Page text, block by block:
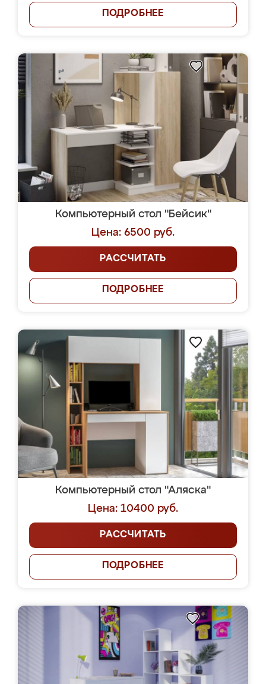
ПОДРОБНЕЕ
Компьютерный стол "Бейсик"
Цена: 6500 руб.
РАССЧИТАТЬ
ПОДРОБНЕЕ
Компьютерный стол "Аляска"
Цена: 10400 руб.
РАССЧИТАТЬ
ПОДРОБНЕЕ